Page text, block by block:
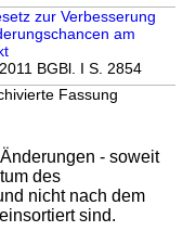
zur Verbesserung
am
BGBl. I S. 2854
Fassung
- soweit
des
nicht nach dem
sind.